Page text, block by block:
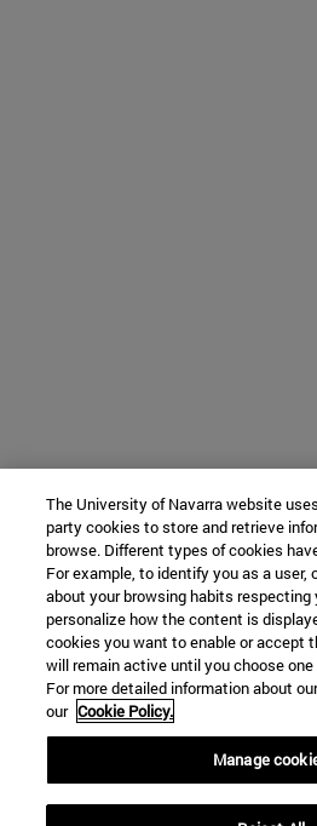
The University of Navarra website
party cookies to store and retrieve
browse. Different types of cookies
For example, to identify you as a user,
about your browsing habits respecting
personalize how the content is
cookies you want to enable or accept
will remain active until you choose
For more detailed information about
our Cookie Policy.
Manage